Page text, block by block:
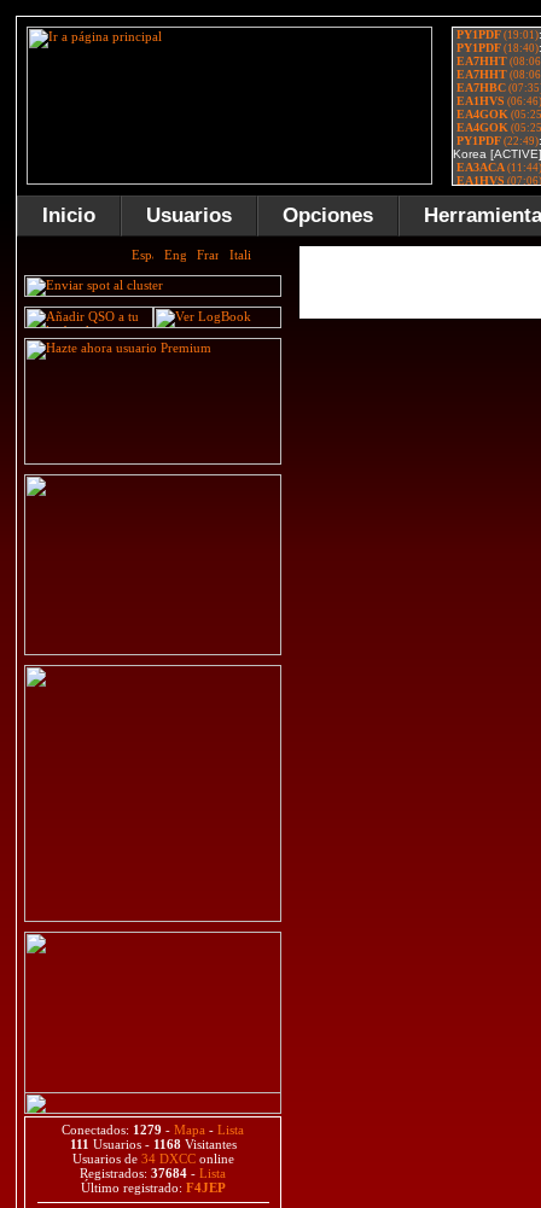
Inicio Usuarios Opciones
Conectados: 1279 - Mapa - Lista
111 Usuarios - 1168Visitantes
Usuarios de 34 DXCConline
Registrados: 37684 - Lista
Último registrado: F4JEP